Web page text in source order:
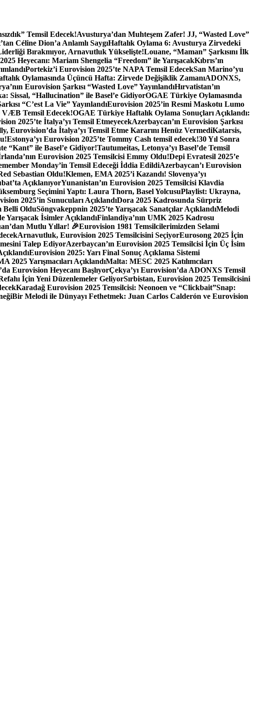
Temsil Edecek!Avusturya’dan Muhteşem Zafer! JJ, “Wasted Love”
Céline Dion’a Anlamlı SaygıHaftalık Oylama 6: Avusturya Zirvedeki
Bırakmıyor, Arnavutluk Yükselişte!Louane, “Maman” Şarkısını İlk
Heyecanı: Mariam Shengelia “Freedom” ile YarışacakKıbrıs’ın
Portekiz’i Eurovision 2025’te NAPA Temsil EdecekSan Marino’yu
Oylamasında Üçüncü Hafta: Zirvede Değişiklik ZamanıADONXS,
Eurovision Şarkısı “Wasted Love” YayınlandıHırvatistan’ın
Sissal, “Hallucination” ile Basel’e GidiyorOGAE Türkiye Oylamasında
“C’est La Vie” YayınlandıEurovision 2025’in Resmi Maskotu Lumo
VÆB Temsil Edecek!OGAE Türkiye Haftalık Oylama Sonuçları Açıklandı:
2025’te İtalya’yı Temsil EtmeyecekAzerbaycan’ın Eurovision Şarkısı
Eurovision’da İtalya’yı Temsil Etme Kararını Henüz VermediKatarsis,
Estonya’yı Eurovision 2025’te Tommy Cash temsil edecek!30 Yıl Sonra
“Kant” ile Basel’e Gidiyor!Tautumeitas, Letonya’yı Basel’de Temsil
Eurovision 2025 Temsilcisi Emmy Oldu!Depi Evratesil 2025’e
Monday’in Temsil Edeceği İddia EdildiAzerbaycan’ı Eurovision
Sebastian Oldu!Klemen, EMA 2025’i Kazandı! Slovenya’yı
AçıklanıyorYunanistan’ın Eurovision 2025 Temsilcisi Klavdia
Seçimini Yaptı: Laura Thorn, Basel YolcusuPlaylist: Ukrayna,
2025’in Sunucuları AçıklandıDora 2025 Kadrosunda Sürpriz
Belli OlduSöngvakeppnin 2025’te Yarışacak Sanatçılar AçıklandıMelodi
Yarışacak İsimler AçıklandıFinlandiya’nın UMK 2025 Kadrosu
Mutlu Yıllar! 🎉Eurovision 1981 Temsilcilerimizden Selami
Arnavutluk, Eurovision 2025 Temsilcisini SeçiyorEurosong 2025 İçin
Talep EdiyorAzerbaycan’ın Eurovision 2025 Temsilcisi İçin Üç İsim
Eurovision 2025: Yarı Final Sonuç Açıklama Sistemi
2025 Yarışmacıları AçıklandıMalta: MESC 2025 Katılımcıları
Eurovision Heyecanı BaşlıyorÇekya’yı Eurovision’da ADONXS Temsil
İçin Yeni Düzenlemeler GeliyorSırbistan, Eurovision 2025 Temsilcisini
Karadağ Eurovision 2025 Temsilcisi: Neonoen ve “Clickbait”Snap:
Bir Melodi ile Dünyayı Fethetmek: Juan Carlos Calderón ve Eurovision